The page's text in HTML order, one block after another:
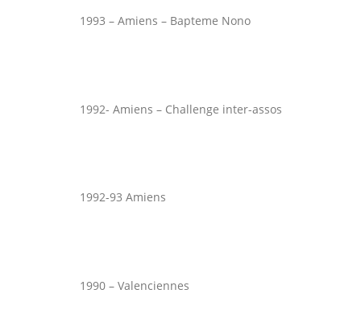
1993 – Amiens – Bapteme Nono
1992- Amiens – Challenge inter-assos
1992-93 Amiens
1990 – Valenciennes